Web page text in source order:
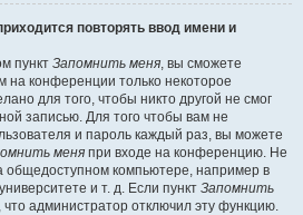
повторять ввод имени и
пункт Запомнить меня, вы сможете
на конференции только некоторое
для того, чтобы никто другой не смог
записью. Для того чтобы вам не
и пароль каждый раз, вы можете
меня при входе на конференцию. Не
общедоступном компьютере, например в
и т. д. Если пункт Запомнить
что администратор отключил эту функцию.